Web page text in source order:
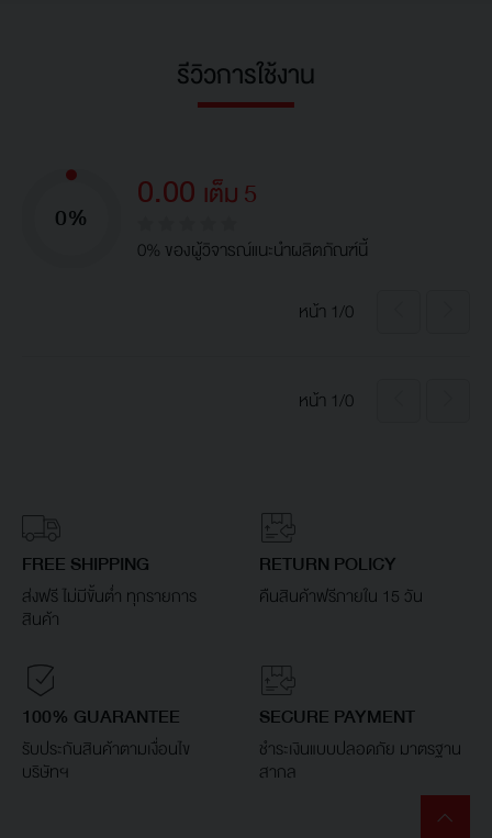
รีวิวการใช้งาน
0% 0.00 เต็ม 5
0% ของผู้วิจารณ์แนะนำผลิตภัณฑ์นี้
หน้า 1/0
หน้า 1/0
FREE SHIPPING
ส่งฟรี ไม่มีขั้นต่ำ ทุกรายการ
สินค้า
RETURN POLICY
คืนสินค้าฟรีภายใน 15 วัน
100% GUARANTEE
รับประกันสินค้าตามเงื่อนไข
บริษัทฯ
SECURE PAYMENT
ชำระเงินแบบปลอดภัย มาตรฐาน
สากล